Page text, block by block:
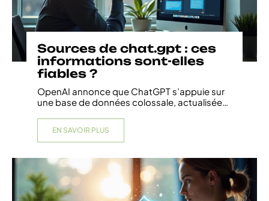
Sources de chat.gpt : ces
informations sont-elles
fiables ?
OpenAI annonce que ChatGPT s’appuie sur
une base de données colossale, actualisée
EN SAVOIR PLUS